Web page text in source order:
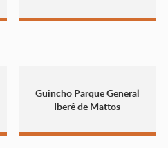
Guincho Parque General
Iberê de Mattos